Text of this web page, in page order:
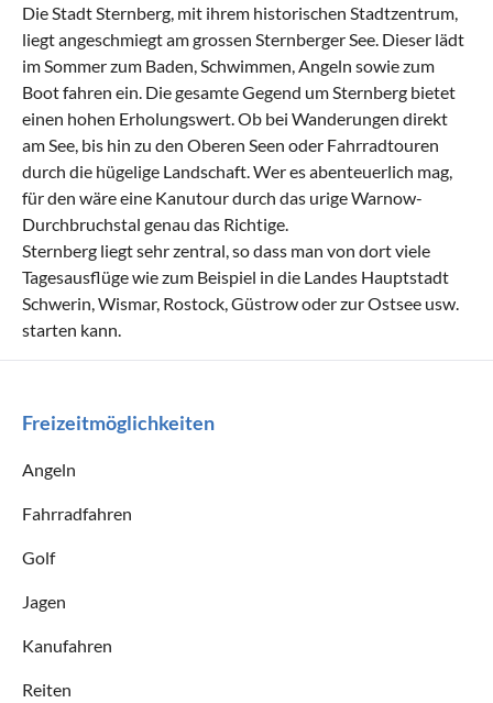
Die Stadt Sternberg, mit ihrem historischen Stadtzentrum,
liegt angeschmiegt am grossen Sternberger See. Dieser lädt
im Sommer zum Baden, Schwimmen, Angeln sowie zum
Boot fahren ein. Die gesamte Gegend um Sternberg bietet
einen hohen Erholungswert. Ob bei Wanderungen direkt
am See, bis hin zu den Oberen Seen oder Fahrradtouren
durch die hügelige Landschaft. Wer es abenteuerlich mag,
für den wäre eine Kanutour durch das urige Warnow-
Durchbruchstal genau das Richtige.
Sternberg liegt sehr zentral, so dass man von dort viele
Tagesausflüge wie zum Beispiel in die Landes Hauptstadt
Schwerin, Wismar, Rostock, Güstrow oder zur Ostsee usw.
starten kann.
Freizeitmöglichkeiten
Angeln
Fahrradfahren
Golf
Jagen
Kanufahren
Reiten